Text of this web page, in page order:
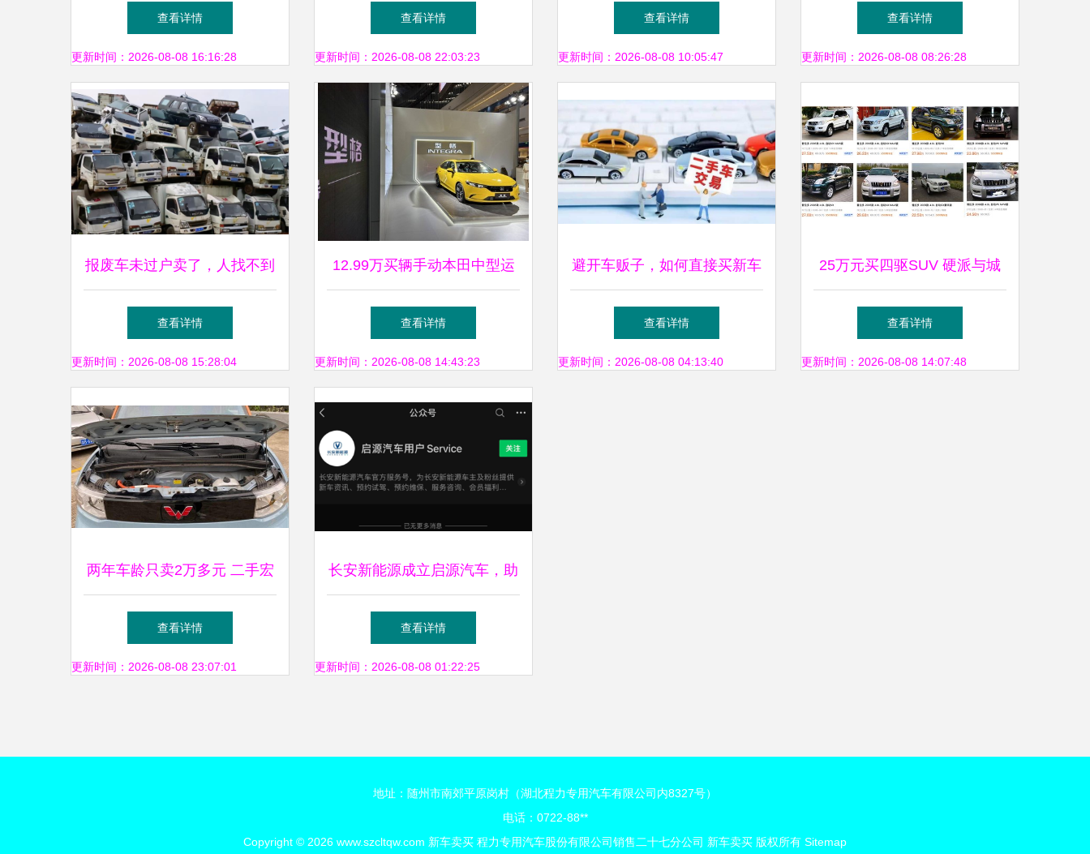
征求意见 洗扫车纳入规范范
围
查看详情
更新时间：2026-08-08 16:16:28
为何仍不挣钱？新车卖买背后
的亏损迷思
查看详情
更新时间：2026-08-08 22:03:23
卖双方两头害怕
查看详情
更新时间：2026-08-08 10:05:47
潍坊限时特卖会等你抢购
查看详情
更新时间：2026-08-08 08:26:28
报废车未过户卖了，人找不到
影响新车上牌？这样解决
查看详情
更新时间：2026-08-08 15:28:04
12.99万买辆手动本田中型运
动轿车，这买卖凭什么不亏？
查看详情
更新时间：2026-08-08 14:43:23
避开车贩子，如何直接买新车
或二手车？个人交易全攻略
查看详情
更新时间：2026-08-08 04:13:40
25万元买四驱SUV 硬派与城
市型，新车与二手车的抉择
+洗扫车选购参考
查看详情
更新时间：2026-08-08 14:07:48
两年车龄只卖2万多元 二手宏
光MINI EV为何比新车更值
查看详情
更新时间：2026-08-08 23:07:01
长安新能源成立启源汽车，助
力绿色清洁新模式
查看详情
更新时间：2026-08-08 01:22:25
地址：随州市南郊平原岗村（湖北程力专用汽车有限公司内8327号）
电话：0722-88**
Copyright © 2026 www.szcltqw.com 新车卖买 程力专用汽车股份有限公司销售二十七分公司 新车卖买 版权所有 Sitemap